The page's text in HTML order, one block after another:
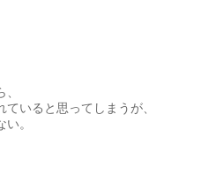
いると思ってしまうが、
。